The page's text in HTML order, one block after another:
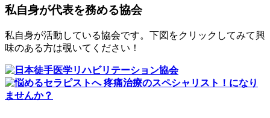
私自身が代表を務める協会
私自身が活動している協会です。下図をクリックしてみて興
味のある方は覗いてください！